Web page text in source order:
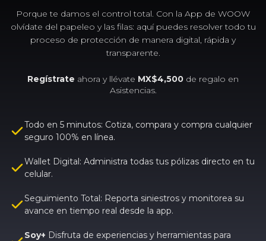
Porque te damos el control total. Con la App de WOOW
olvídate del papeleo y las filas: aquí puedes resolver todo tu
proceso de protección de manera digital, rápida y
transparente.
Regístrate ahora y llévate MX$4,500 de regalo en
Asistencias.
Todo en 5 minutos: Cotiza, compara y compra cualquier
seguro 100% en línea.
Wallet Digital: Administra todas tus pólizas directo en tu
celular.
Seguimiento Total: Reporta siniestros y monitorea su
avance en tiempo real desde la app.
Soy+ Disfruta de experiencias y herramientas para